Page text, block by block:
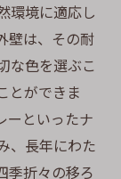
環境に適応し
壁は、その耐
な色を選ぶこ
とができま
ーといったナ
、長年にわた
季折々の移ろ